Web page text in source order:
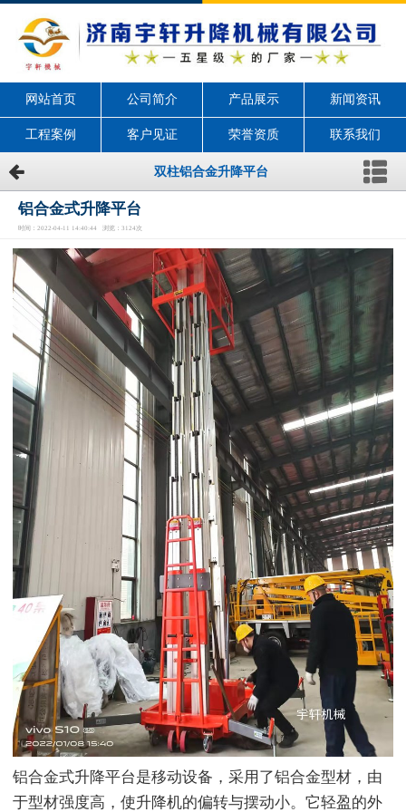
网站首页 公司简介 产品展示 新闻资讯
工程案例 客户见证 荣誉资质 联系我们
双柱铝合金升降平台
铝合金式升降平台
时间：2022-04-11 14:40:44 浏览：3124次
铝合金式升降平台是移动设备，采用了铝合金型材，由
于型材强度高，使升降机的偏转与摆动小。它轻盈的外